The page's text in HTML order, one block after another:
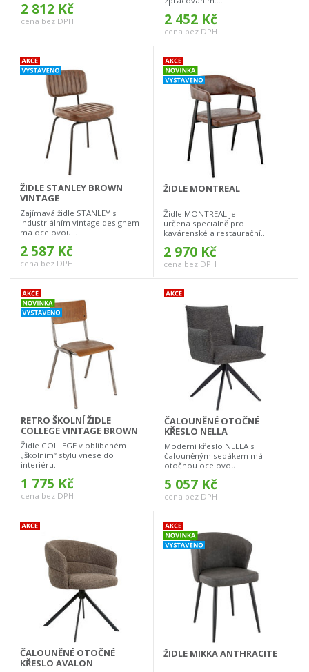
2 812 Kč
cena bez DPH 2 452 Kč
cena bez DPH
ŽIDLE STANLEY BROWN
VINTAGE
Zajímavá židle STANLEY s
industriálním vintage designem
má ocelovou...
2 587 Kč
cena bez DPH
ŽIDLE MONTREAL
Židle MONTREAL je
určena speciálně pro
kavárenské a restaurační...
2 970 Kč
cena bez DPH
RETRO ŠKOLNÍ ŽIDLE
COLLEGE VINTAGE BROWN
Židle COLLEGE v oblíbeném
„školním“ stylu vnese do
interiéru...
1 775 Kč
cena bez DPH
ČALOUNĚNÉ OTOČNÉ
KŘESLO NELLA
Moderní křeslo NELLA s
čalouněným sedákem má
otočnou ocelovou...
5 057 Kč
cena bez DPH
ČALOUNĚNÉ OTOČNÉ
KŘESLO AVALON
ŽIDLE MIKKA ANTHRACITE